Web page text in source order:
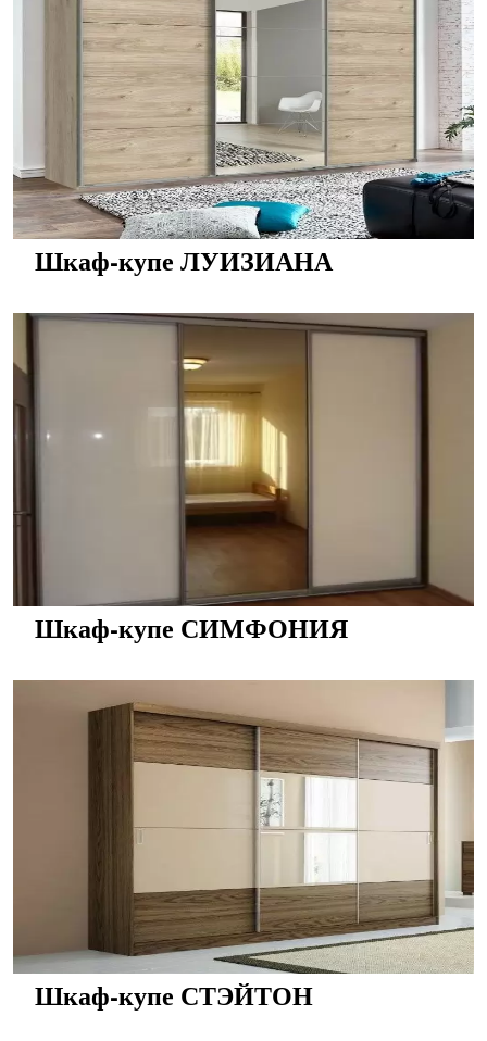
Шкаф-купе ЛУИЗИАНА
Шкаф-купе СИМФОНИЯ
Шкаф-купе СТЭЙТОН